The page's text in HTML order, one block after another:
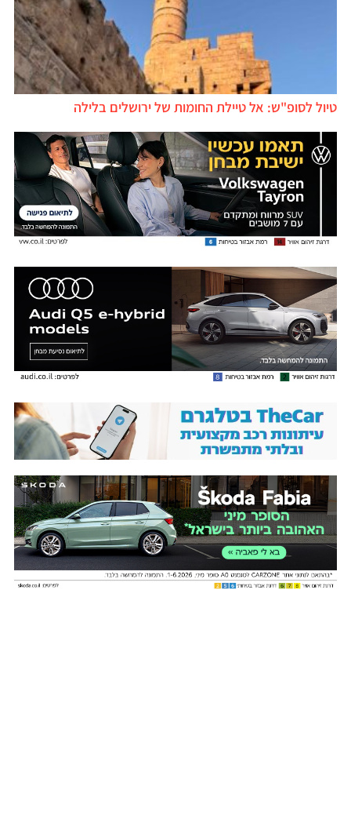
טיול לסופ"ש: אל טיילת החומות של ירושלים בלילה